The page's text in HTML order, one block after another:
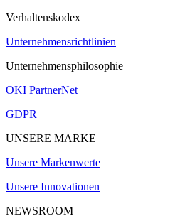
Verhaltenskodex
Unternehmensrichtlinien
Unternehmensphilosophie
OKI PartnerNet
GDPR
UNSERE MARKE
Unsere Markenwerte
Unsere Innovationen
NEWSROOM